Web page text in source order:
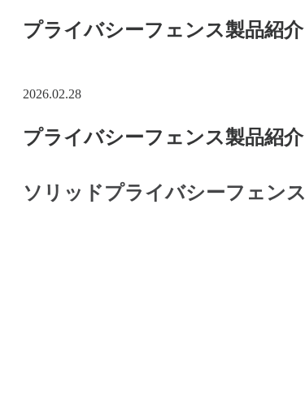
プライバシーフェンス製品紹介
2026.02.28
プライバシーフェンス製品紹介
ソリッドプライバシーフェンス